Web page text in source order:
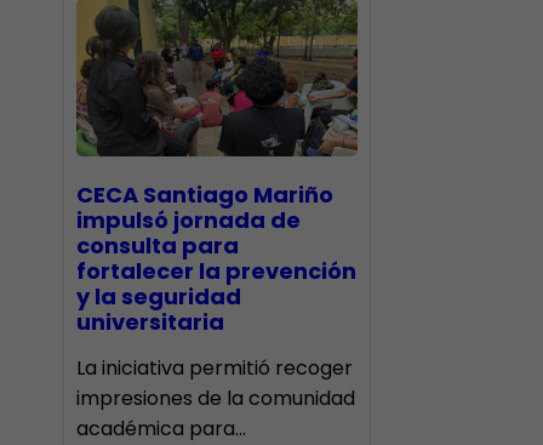
CECA Santiago Mariño
impulsó jornada de
consulta para
fortalecer la prevención
y la seguridad
universitaria
La iniciativa permitió recoger
impresiones de la comunidad
académica para…